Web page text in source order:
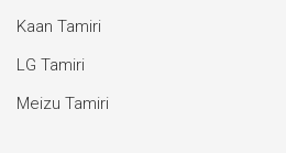
Kaan Tamiri
LG Tamiri
Meizu Tamiri